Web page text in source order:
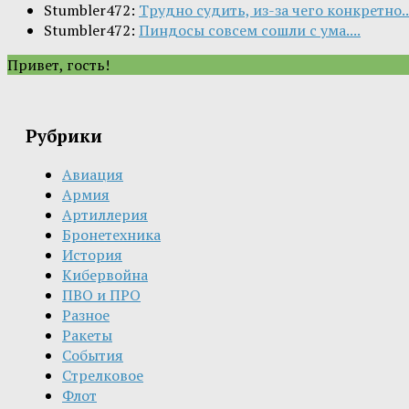
Stumbler472: Трудно судить, из-за чего
Stumbler472: Пиндосы совсем сошли с ума....
Привет, гость!
Рубрики
Авиация
Армия
Артиллерия
Бронетехника
История
Кибервойна
ПВО и ПРО
Разное
Ракеты
События
Стрелковое
Флот